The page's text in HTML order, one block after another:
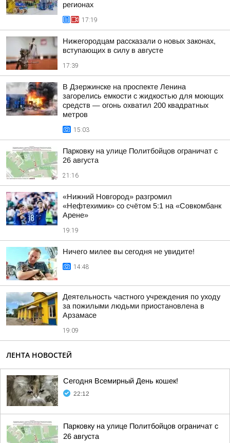
регионах
17:19
Нижегородцам рассказали о новых законах,
вступающих в силу в августе
17:39
В Дзержинске на проспекте Ленина
загорелись емкости с жидкостью для моющих
средств — огонь охватил 200 квадратных
метров
15:03
Парковку на улице Политбойцов ограничат с
26 августа
21:16
«Нижний Новгород» разгромил
«Нефтехимик» со счётом 5:1 на «Совкомбанк
Арене»
19:19
Ничего милее вы сегодня не увидите!
14:48
Деятельность частного учреждения по уходу
за пожилыми людьми приостановлена в
Арзамасе
19:09
ЛЕНТА НОВОСТЕЙ
Сегодня Всемирный День кошек!
22:12
Парковку на улице Политбойцов ограничат с
26 августа